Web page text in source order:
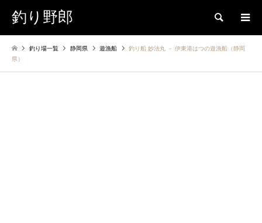
釣り野郎 検索
釣り場一覧 静岡県 遊漁船
釣り船 妙法丸 － 伊東港はつの遊漁船（静岡
県）